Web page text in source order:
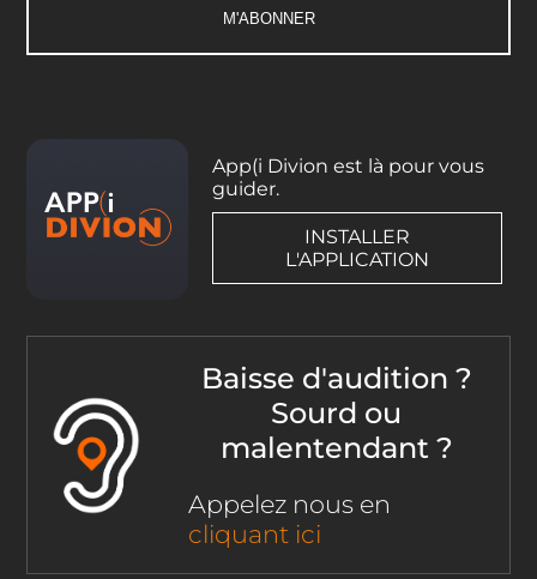
App(i Divion est là pour vous
guider.
INSTALLER
L'APPLICATION
Baisse d'audition ?
Sourd ou
malentendant ?
Appelez nous en
cliquant ici